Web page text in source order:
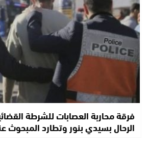
فرقة محاربة العصابات للشرطة
الرحال بسيدي بنور وتطارد المبحوث